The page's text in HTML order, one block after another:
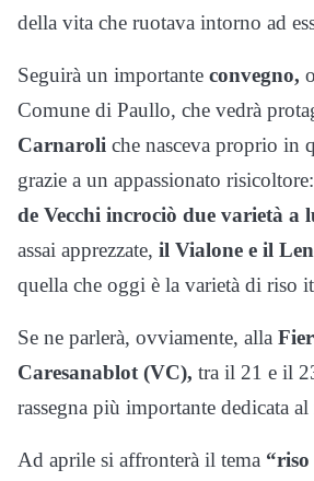
della vita che ruotava intorno ad
Seguirà un importante convegno,
Comune di Paullo, che vedrà
Carnaroli che nasceva proprio in
grazie a un appassionato
de Vecchi incrociò due varietà a
assai apprezzate, il Vialone e il
quella che oggi è la varietà di riso
Se ne parlerà, ovviamente, alla
Caresanablot (VC), tra il 21 e il
rassegna più importante dedicata
Ad aprile si affronterà il tema “riso